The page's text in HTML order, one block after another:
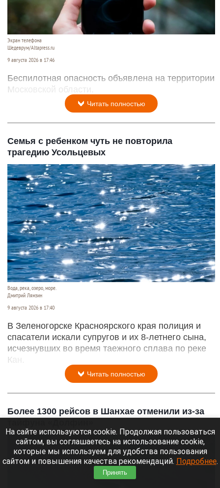
Экран телефона
Шедеврум/Altapress.ru
9 августа 2026 в 17:46
Беспилотная опасность объявлена на территории
Московской области.
Читать полностью
Семья с ребенком чуть не повторила
трагедию Усольцевых
Вода, река, озеро, море.
Дмитрий Лямзин
9 августа 2026 в 17:40
В Зеленогорске Красноярского края полиция и
спасатели искали супругов и их 8-летнего сына,
исчезнувших во время таежного сплава по реке
Кан.
Читать полностью
Более 1300 рейсов в Шанхае отменили из-за
На сайте используются cookie. Продолжая пользоваться
сайтом, вы соглашаетесь на использование cookie,
которые мы используем для удобства пользования
сайтом и повышения качества рекомендаций. Подробнее.
Принять